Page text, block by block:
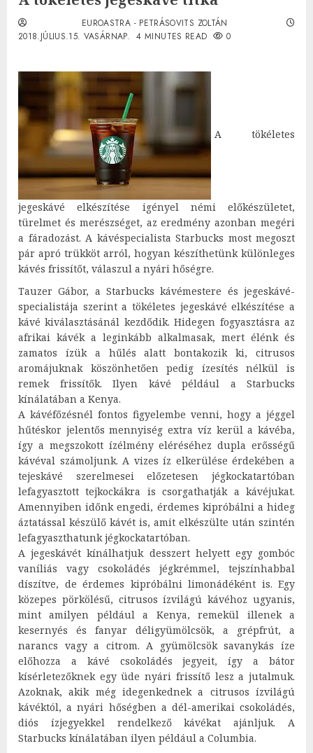
EUROASTRA - PETRÁSOVITS ZOLTÁN
2018.JÚLIUS.15. VASÁRNAP. 4 MINUTES READ 0
A tökéletes
jegeskávé elkészítése igényel némi előkészületet,
türelmet és merészséget, az eredmény azonban megéri
a fáradozást. A kávéspecialista Starbucks most megoszt
pár apró trükköt arról, hogyan készíthetünk különleges
kávés frissítőt, válaszul a nyári hőségre.
Tauzer Gábor, a Starbucks kávémestere és jegeskávé-
specialistája szerint a tökéletes jegeskávé elkészítése a
kávé kiválasztásánál kezdődik. Hidegen fogyasztásra az
afrikai kávék a leginkább alkalmasak, mert élénk és
zamatos ízük a hűlés alatt bontakozik ki, citrusos
aromájuknak köszönhetően pedig ízesítés nélkül is
remek frissítők. Ilyen kávé például a Starbucks
kínálatában a Kenya.
A kávéfőzésnél fontos figyelembe venni, hogy a jéggel
hűtéskor jelentős mennyiség extra víz kerül a kávéba,
így a megszokott ízélmény eléréséhez dupla erősségű
kávéval számoljunk. A vizes íz elkerülése érdekében a
tejeskávé szerelmesei előzetesen jégkockatartóban
lefagyasztott tejkockákra is csorgathatják a kávéjukat.
Amennyiben időnk engedi, érdemes kipróbálni a hideg
áztatással készülő kávét is, amit elkészülte után szintén
lefagyaszthatunk jégkockatartóban.
A jegeskávét kínálhatjuk desszert helyett egy gombóc
vaníliás vagy csokoládés jégkrémmel, tejszínhabbal
díszítve, de érdemes kipróbálni limonádéként is. Egy
közepes pörkölésű, citrusos ízvilágú kávéhoz ugyanis,
mint amilyen például a Kenya, remekül illenek a
kesernyés és fanyar déligyümölcsök, a grépfrút, a
narancs vagy a citrom. A gyümölcsök savanykás íze
előhozza a kávé csokoládés jegyeit, így a bátor
kísérletezőknek egy üde nyári frissítő lesz a jutalmuk.
Azoknak, akik még idegenkednek a citrusos ízvilágú
kávéktól, a nyári hőségben a dél-amerikai csokoládés,
diós ízjegyekkel rendelkező kávékat ajánljuk. A
Starbucks kínálatában ilyen például a Columbia.